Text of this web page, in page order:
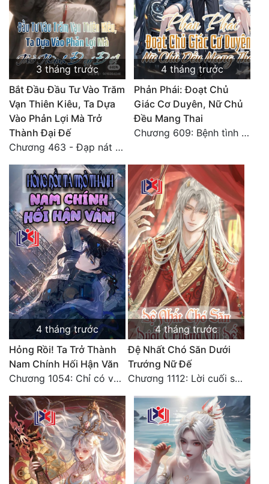
Tu Chân
Tu Tiên
Tội Phạm
Vô Địch
Võ Hiệp
Võng Du
Xuyên Nhanh
Xuyên Sách
Xuyên Thư
Điền Văn
Đô Thị
Đông Phương
Đông Phương Huyền Huyễn
Đồng Nhân
Cẩu Đạo Trường Sinh
Ngự Thú
Truyện Nam
Truyện Nữ
3 tháng trước
Bắt Đầu Đầu Tư Vào Trăm
Vạn Thiên Kiêu, Ta Dựa
Vào Phản Lợi Mà Trở
Thành Đại Đế
Chương 463 - Đạp nát thời gian, con đường thành tiên (Đại kết cục)
4 tháng trước
Phản Phái: Đoạt Chủ
Giác Cơ Duyên, Nữ Chủ
Đều Mang Thai
Chương 609: Bệnh tình của Lý Minh ổn định
4 tháng trước
Hỏng Rồi! Ta Trở Thành
Nam Chính Hối Hận Văn
Chương 1054: Chỉ có vô đạo có thể
4 tháng trước
Đệ Nhất Chó Săn Dưới
Trướng Nữ Đế
Chương 1112: Lời cuối sách: Đại hôn (2)